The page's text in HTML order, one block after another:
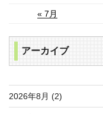
« 7月
アーカイブ
2026年8月 (2)